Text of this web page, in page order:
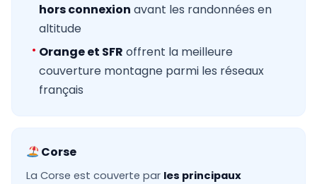
hors connexion avant les randonnées en
altitude
Orange et SFR offrent la meilleure
couverture montagne parmi les réseaux
français
Corse
La Corse est couverte par les principaux